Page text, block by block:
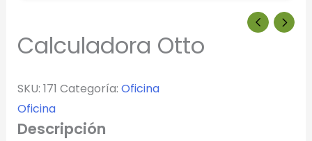
Calculadora Otto
SKU: 171 Categoría: Oficina
Oficina
Descripción